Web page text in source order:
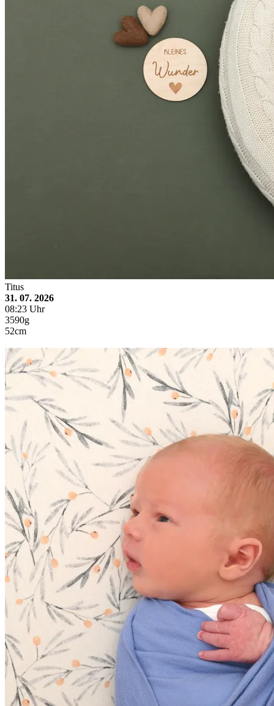
Titus
31. 07. 2026
08:23 Uhr
3590g
52cm